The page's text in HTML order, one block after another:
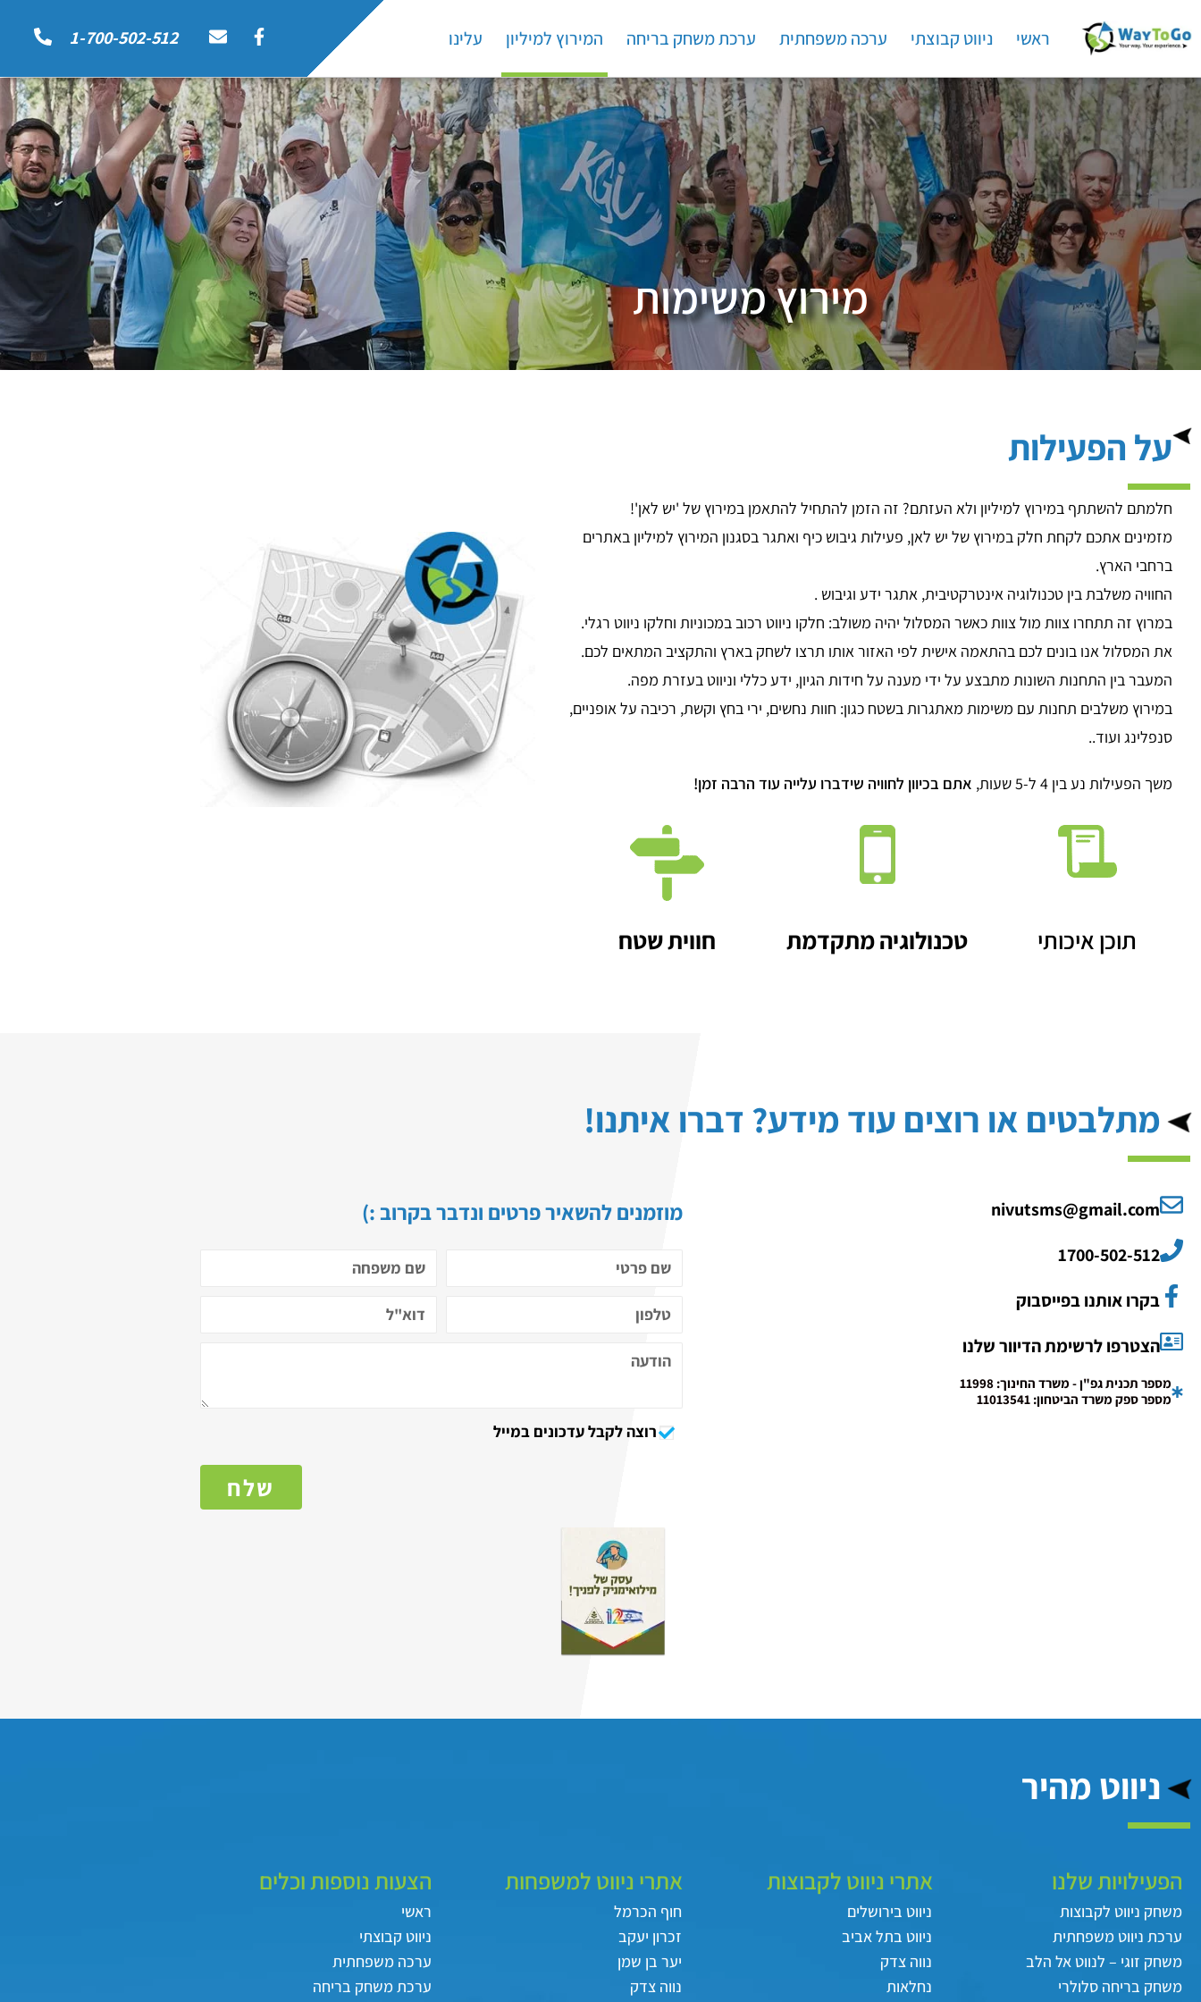
ראשי ניווט קבוצתי ערכה משפחתית ערכת משחק בריחה המירוץ למיליון עלינו 1-700-502-512
מירוץ משימות
על הפעילות
חלמתם להשתתף במירוץ למיליון ולא העזתם? זה הזמן להתחיל להתאמן במירוץ של 'יש לאן'!
מזמינים אתכם לקחת חלק במירוץ של יש לאן, פעילות גיבוש כיף ואתגר בסגנון המירוץ למיליון באתרים
ברחבי הארץ.
החוויה משלבת בין טכנולוגיה אינטרקטיבית, אתגר ידע וגיבוש .
במרוץ זה תתחרו צוות מול צוות כאשר המסלול יהיה משולב: חלקו ניווט רכוב במכוניות וחלקו ניווט רגלי.
את המסלול אנו בונים לכם בהתאמה אישית לפי האזור אותו תרצו לשחק בארץ והתקציב המתאים לכם.
המעבר בין התחנות השונות מתבצע על ידי מענה על חידות הגיון, ידע כללי וניווט בעזרת מפה.
במירוץ משלבים תחנות עם משימות מאתגרות בשטח כגון: חוות נחשים, ירי בחץ וקשת, רכיבה על אופניים,
סנפלינג ועוד..
משך הפעילות נע בין 4 ל-5 שעות, אתם בכיוון לחוויה שידברו עלייה עוד הרבה זמן!
תוכן איכותי טכנולוגיה מתקדמת חווית שטח
מתלבטים או רוצים עוד מידע? דברו איתנו!
nivutsms@gmail.com
1700-502-512
בקרו אותנו בפייסבוק
הצטרפו לרשימת הדיוור שלנו
מספר תכנית גפ"ן - משרד החינוך: 11998
מספר ספק משרד הביטחון: 11013541
מוזמנים להשאיר פרטים ונדבר בקרוב :)
רוצה לקבל עדכונים במייל
שלח
ניווט מהיר
הפעילויות שלנו
משחק ניווט לקבוצות
ערכת ניווט משפחתית
משחק זוגי – לנווט אל הלב
משחק בריחה סלולרי
אתרי ניווט לקבוצות
ניווט בירושלים
ניווט בתל אביב
נווה צדק
נחלאות
אתרי ניווט למשפחות
חוף הכרמל
זכרון יעקב
יער בן שמן
נווה צדק
הצעות נוספות וכלים
ראשי
ניווט קבוצתי
ערכה משפחתית
ערכת משחק בריחה